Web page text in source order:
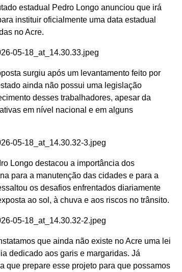
estadual Pedro Longo anunciou que irá
instituir oficialmente uma data estadual
no Acre.
surgiu após um levantamento feito por
ainda não possui uma legislação
desses trabalhadores, apesar da
em nível nacional e em alguns
Longo destacou a importância dos
para a manutenção das cidades e para a
os desafios enfrentados diariamente
ao sol, à chuva e aos riscos no trânsito.
que ainda não existe no Acre uma lei
dedicado aos garis e margaridas. Já
que prepare esse projeto para que possamos